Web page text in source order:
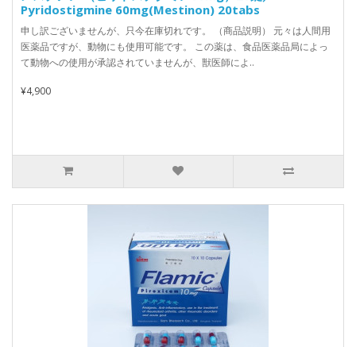
Pyridostigmine 60mg(Mestinon) 20tabs
申し訳ございませんが、只今在庫切れです。 （商品説明） 元々は人間用
医薬品ですが、動物にも使用可能です。 この薬は、食品医薬品局によっ
て動物への使用が承認されていませんが、獣医師によ..
¥4,900